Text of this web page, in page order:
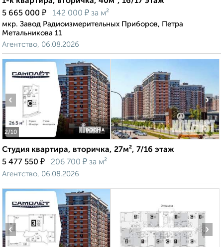
5 665 000 ₽ 142 000 ₽ за м²
мкр. Завод Радиоизмерительных Приборов, Петра
Метальникова 11
Агентство, 06.08.2026
2/10
‹ ›
Студия квартира, вторичка, 27м², 7/16 этаж
5 477 550 ₽ 206 700 ₽ за м²
Агентство, 06.08.2026
‹ ›